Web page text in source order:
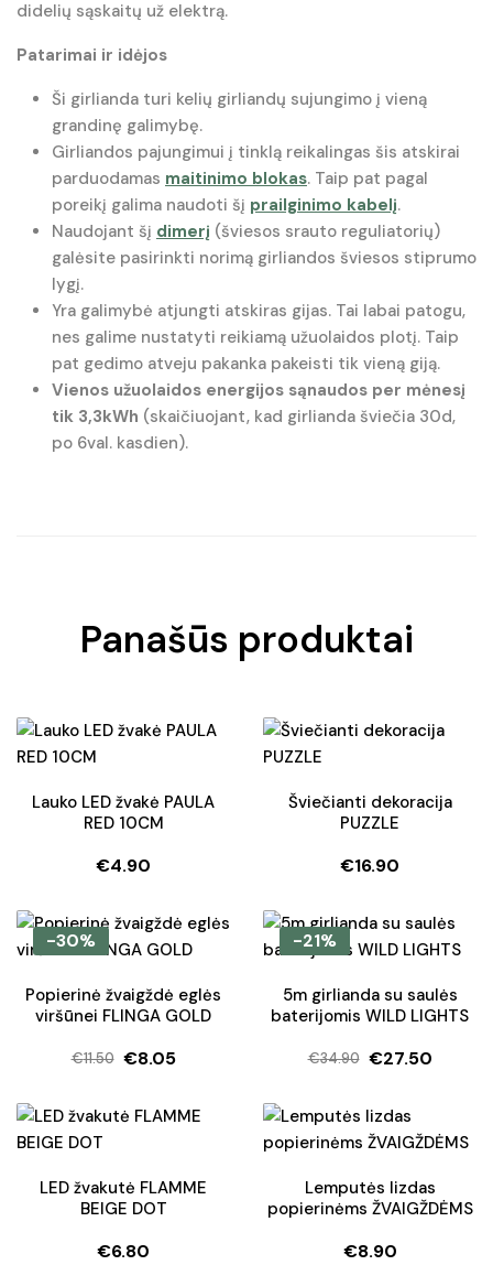
didelių sąskaitų už elektrą.
Patarimai ir idėjos
Ši girlianda turi kelių girliandų sujungimo į vieną
grandinę galimybę.
Girliandos pajungimui į tinklą reikalingas šis atskirai
parduodamas maitinimo blokas. Taip pat pagal
poreikį galima naudoti šį prailginimo kabelį.
Naudojant šį dimerį (šviesos srauto reguliatorių)
galėsite pasirinkti norimą girliandos šviesos stiprumo
lygį.
Yra galimybė atjungti atskiras gijas. Tai labai patogu,
nes galime nustatyti reikiamą užuolaidos plotį. Taip
pat gedimo atveju pakanka pakeisti tik vieną giją.
Vienos užuolaidos energijos sąnaudos per mėnesį
tik 3,3kWh (skaičiuojant, kad girlianda šviečia 30d,
po 6val. kasdien).
Panašūs produktai
Lauko LED žvakė PAULA
RED 10CM
€4.90
Šviečianti dekoracija
PUZZLE
€16.90
-30%
Popierinė žvaigždė eglės
viršūnei FLINGA GOLD
€11.50
Original
was:
€8.05
Current
is:
-21%
5m girlianda su saulės
baterijomis WILD LIGHTS
€34.90
Original
was:
€34.90.
€27.50
Current
is:
€27.50.
LED žvakutė FLAMME
BEIGE DOT
€6.80
Lemputės lizdas
popierinėms ŽVAIGŽDĖMS
€8.90